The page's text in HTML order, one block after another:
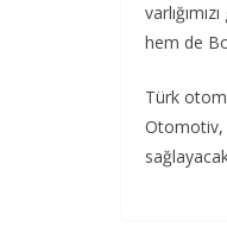
hem de
Türk
Otomotiv,